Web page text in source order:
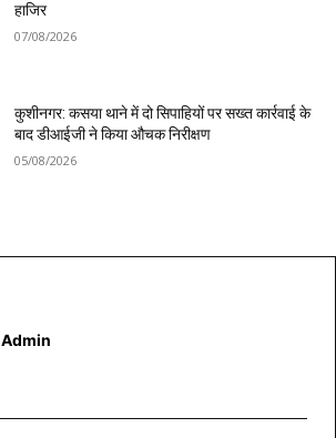
हाजिर
07/08/2026
कुशीनगर: कसया थाने में दो सिपाहियों पर सख्त कार्रवाई के
बाद डीआईजी ने किया औचक निरीक्षण
05/08/2026
Admin